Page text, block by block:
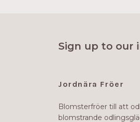
Sign up to our
Jordnära Fröer
Blomsterfröer till att
blomstrande